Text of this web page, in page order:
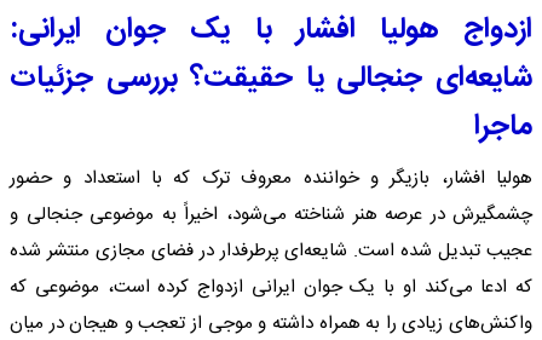
ازدواج هولیا افشار با یک جوان ایرانی:
شایعه‌ای جنجالی یا حقیقت؟ بررسی جزئیات
ماجرا
هولیا افشار، بازیگر و خواننده معروف ترک که با استعداد و حضور
چشمگیرش در عرصه هنر شناخته می‌شود، اخیراً به موضوعی جنجالی و
عجیب تبدیل شده است. شایعه‌ای پرطرفدار در فضای مجازی منتشر شده
که ادعا می‌کند او با یک جوان ایرانی ازدواج کرده است، موضوعی که
واکنش‌های زیادی را به همراه داشته و موجی از تعجب و هیجان در میان